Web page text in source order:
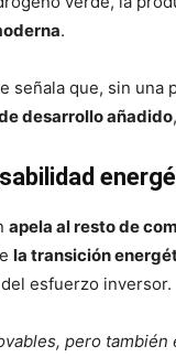
.
señala que, sin
desarrollo añadido
apela al resto de
la transición
esfuerzo inversor.
pero